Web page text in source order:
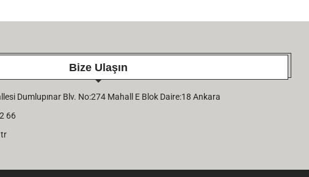
Bize Ulaşın
Dumlupınar Blv. No:274 Mahall E Blok Daire:18 Ankara
66